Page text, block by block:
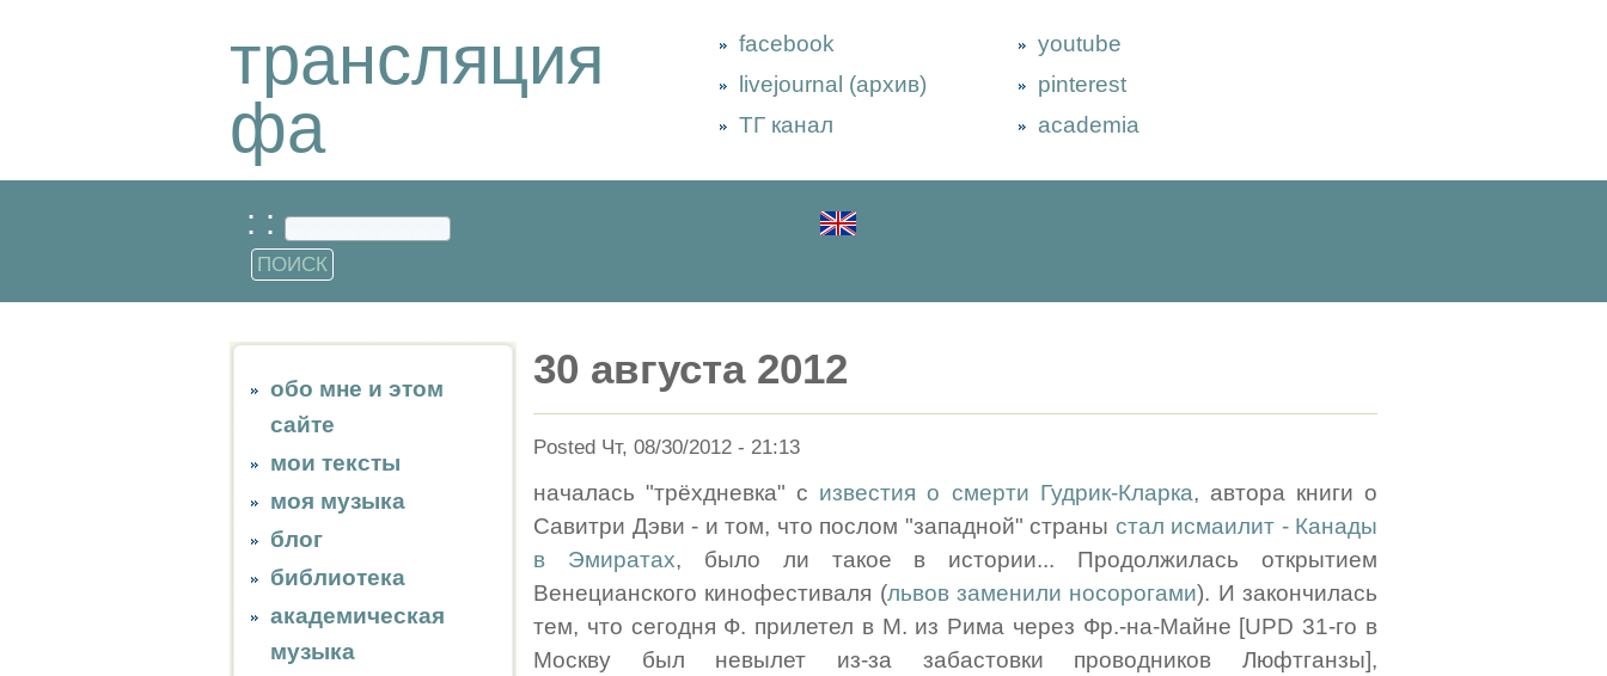
трансляция
фа
facebook
livejournal (архив)
ТГ канал
youtube
pinterest
academia
: :
обо мне и этом
сайте
мои тексты
моя музыка
блог
библиотека
академическая
музыка
30 августа 2012
Posted Чт, 08/30/2012 - 21:13
началась "трёхдневка" с известия о смерти Гудрик-Кларка, автора книги о
Савитри Дэви - и том, что послом "западной" страны стал исмаилит - Канады
в Эмиратах, было ли такое в истории... Продолжилась открытием
Венецианского кинофестиваля (львов заменили носорогами). И закончилась
тем, что сегодня Ф. прилетел в М. из Рима через Фр.-на-Майне [UPD 31-го в
Москву был невылет из-за забастовки проводников Люфтганзы],